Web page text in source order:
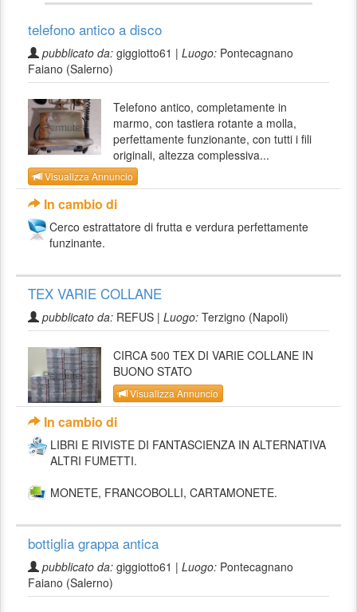
telefono antico a disco
pubblicato da: giggiotto61 | Luogo: Pontecagnano
Faiano (Salerno)
Telefono antico, completamente in
marmo, con tastiera rotante a molla,
perfettamente funzionante, con tutti i fili
originali, altezza complessiva...
Visualizza Annuncio
In cambio di
Cerco estrattatore di frutta e verdura perfettamente
funzinante.
TEX VARIE COLLANE
pubblicato da: REFUS | Luogo: Terzigno (Napoli)
CIRCA 500 TEX DI VARIE COLLANE IN
BUONO STATO
Visualizza Annuncio
In cambio di
LIBRI E RIVISTE DI FANTASCIENZA IN ALTERNATIVA
ALTRI FUMETTI.
MONETE, FRANCOBOLLI, CARTAMONETE.
bottiglia grappa antica
pubblicato da: giggiotto61 | Luogo: Pontecagnano
Faiano (Salerno)